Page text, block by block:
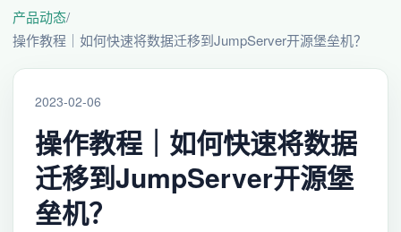
产品动态/
操作教程｜如何快速将数据迁移到JumpServer开源堡垒机？
2023-02-06
操作教程｜如何快速将数据
迁移到JumpServer开源堡
垒机？